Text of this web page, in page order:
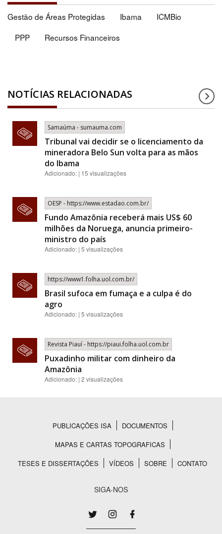
Gestão de Áreas Protegidas Ibama
ICMBio
PPP
Recursos Financeiros
NOTÍCIAS RELACIONADAS
Samaúma - sumauma.com
Tribunal vai decidir se o licenciamento da
mineradora Belo Sun volta para as mãos
do Ibama
Adicionado: | 15 visualizações
OESP - https://www.estadao.com.br/
Fundo Amazônia receberá mais US$ 60
milhões da Noruega, anuncia primeiro-
ministro do país
Adicionado: | 5 visualizações
https://www1.folha.uol.com.br/
Brasil sufoca em fumaça e a culpa é do
agro
Adicionado: | 5 visualizações
Revista Piauí - https://piaui.folha.uol.com.br
Puxadinho militar com dinheiro da
Amazônia
Adicionado: | 2 visualizações
Rodapé
PUBLICAÇÕES ISA
DOCUMENTOS
MAPAS E CARTAS TOPOGRAFICAS
TESES E DISSERTAÇÕES
VÍDEOS SOBRE CONTATO
SIGA-NOS